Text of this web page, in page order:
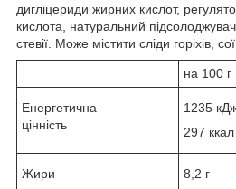
дигліцериди жирних кислот,
кислота, натуральний підсолоджувач
стевії. Може містити сліди горіхів,
на 100 г
Енергетична
цінність
1235
297 ккал
Жири
8,2 г